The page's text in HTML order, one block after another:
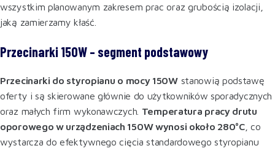
wszystkim planowanym zakresem prac oraz grubością izolacji,
jaką zamierzamy kłaść.
Przecinarki 150W – segment podstawowy
Przecinarki do styropianu o mocy 150Wstanowią podstawę
oferty i są skierowane głównie do użytkowników sporadycznych
oraz małych firm wykonawczych. Temperatura pracy drutu
oporowego w urządzeniach 150W wynosi około 280°C, co
wystarcza do efektywnego cięcia standardowego styropianu